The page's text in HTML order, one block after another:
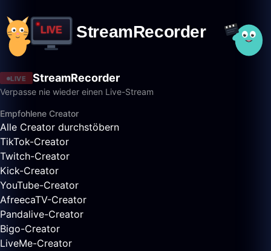
LIVE StreamRecorder
Verpasse nie wieder einen Live-Stream
Empfohlene Creator
Alle Creator durchstöbern
TikTok-Creator
Twitch-Creator
Kick-Creator
YouTube-Creator
AfreecaTV-Creator
Pandalive-Creator
Bigo-Creator
LiveMe-Creator